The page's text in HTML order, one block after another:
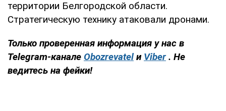
территории Белгородской области.
Стратегическую технику атаковали дронами.
Только проверенная информация у нас в
Telegram-канале Obozrevatel и Viber . Не
ведитесь на фейки!